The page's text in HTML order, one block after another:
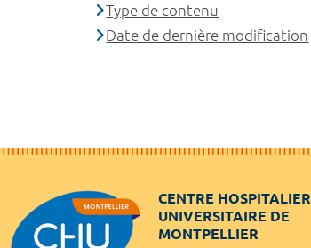
Type de contenu
Date de dernière modification
CENTRE HOSPITALIER
UNIVERSITAIRE DE
MONTPELLIER